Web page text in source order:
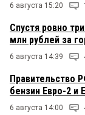
6 августа 15:20
Спустя ровно
млн рублей за
6 августа 14:39
Правительство
бензин Евро-2 и
6 августа 14:00